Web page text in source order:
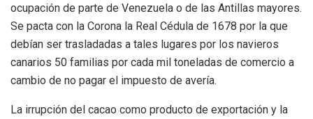
ocupación de parte de Venezuela o de las Antillas mayores.
Se pacta con la Corona la Real Cédula de 1678 por la que
debían ser trasladadas a tales lugares por los navieros
canarios 50 familias por cada mil toneladas de comercio a
cambio de no pagar el impuesto de avería.
La irrupción del cacao como producto de exportación y la